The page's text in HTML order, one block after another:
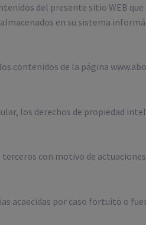
del presente sitio WEB
en su sistema
contenidos de la página
los derechos de propiedad
terceros con motivo de
acaecidas por caso fortuito o